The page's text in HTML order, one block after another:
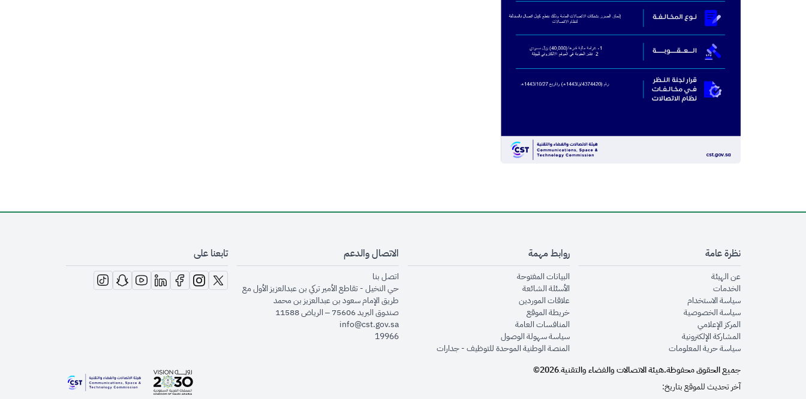
نظرة عامة
عن الهيئةopens in new window
الخدماتopens in new window
سياسة الاستخدامopens in new window
سياسة الخصوصيةopens in new window
المركز الإعلاميopens in new window
المشاركة الإلكترونيةopens in new window
سياسة حرية المعلوماتopens in new window
روابط مهمة
البيانات المفتوحةopens in new window
الأسئلة الشائعةopens in new window
علاقات الموردينopens in new window
خريطة الموقعopens in new window
المنافسات العامةopens in new window
سياسة سهولة الوصولopens in new window
المنصة الوطنية الموحدة للتوظيف - جداراتopens in new window
الاتصال والدعم
اتصل بنا
حي النخيل - تقاطع الأمير تركي بن عبدالعزيز الأول مع
طريق الإمام سعود بن عبدالعزيز بن محمد
صندوق البريد 75606 – الرياض 11588
info@cst.gov.sa
19966
تابعنا على
opens in new window
opens in new window
opens in new window
opens in new window
opens in new window
opens in new window
opens in new window
جميع الحقوق محفوظة.هيئة الاتصالات والفضاء والتقنية.
2026©
آخر تحديث للموقع بتاريخ:
opens in new window